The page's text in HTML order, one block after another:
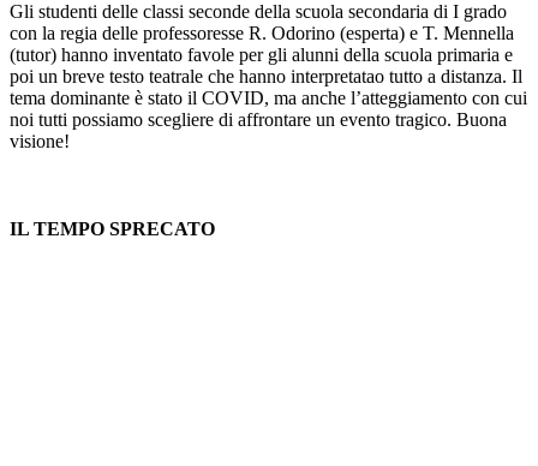
Gli studenti delle classi seconde della scuola secondaria di I grado
con la regia delle professoresse R. Odorino (esperta) e T. Mennella
(tutor) hanno inventato favole per gli alunni della scuola primaria e
poi un breve testo teatrale che hanno interpretatao tutto a distanza. Il
tema dominante è stato il COVID, ma anche l’atteggiamento con cui
noi tutti possiamo scegliere di affrontare un evento tragico. Buona
visione!
IL TEMPO SPRECATO